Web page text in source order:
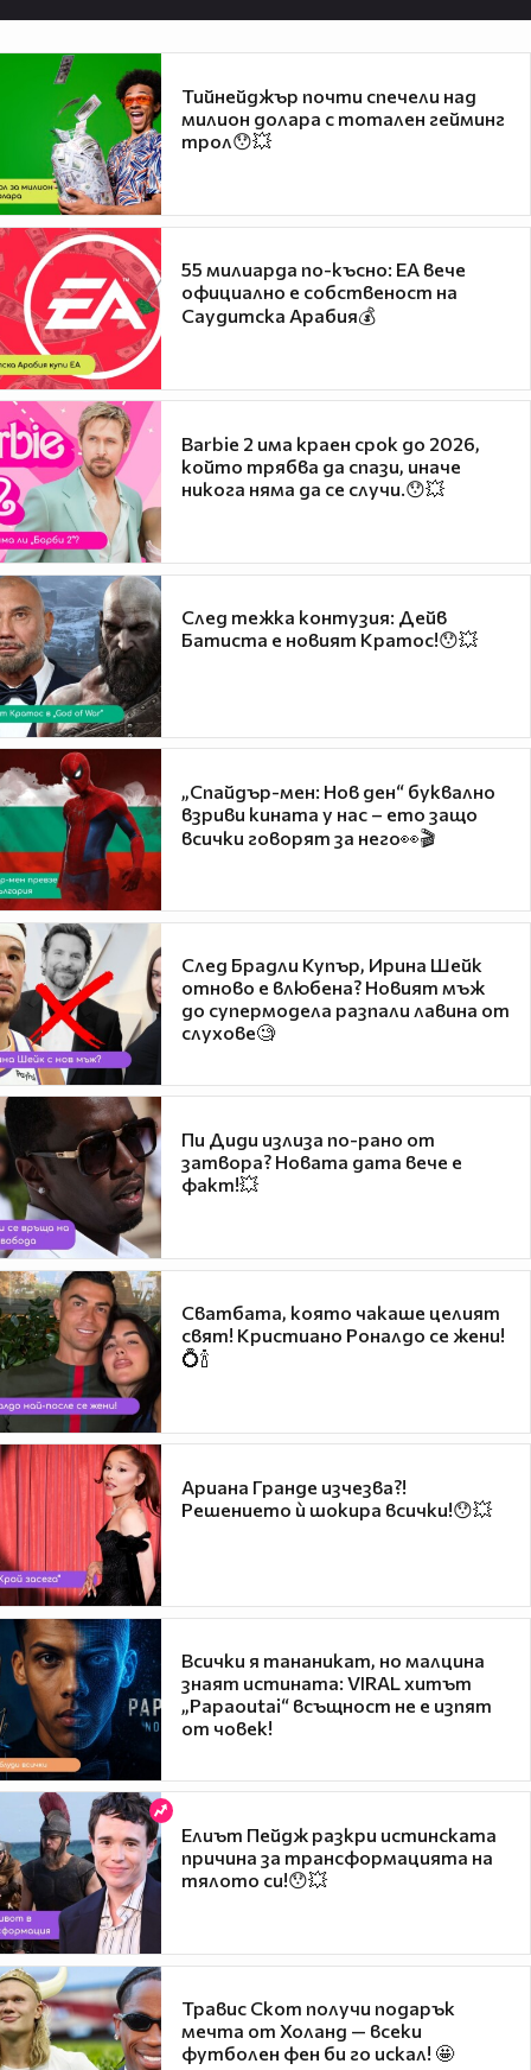
Тийнейджър почти спечели над
милион долара с тотален гейминг
трол😯💥
55 милиарда по-късно: EA вече
официално е собственост на
Саудитска Арабия💰
Barbie 2 има краен срок до 2026,
който трябва да спази, иначе
никога няма да се случи.😯💥
След тежка контузия: Дейв
Батиста е новият Кратос!😯💥
„Спайдър-мен: Нов ден“ буквално
взриви кината у нас – ето защо
всички говорят за него👀🎬
След Брадли Купър, Ирина Шейк
отново е влюбена? Новият мъж
до супермодела разпали лавина от
слухове🧐
Пи Диди излиза по-рано от
затвора? Новата дата вече е
факт!💥
Сватбата, която чакаше целият
свят! Кристиано Роналдо се жени!
💍🍾
Ариана Гранде изчезва?!
Решението ѝ шокира всички!😯💥
Всички я тананикат, но малцина
знаят истината: VIRAL хитът
„Papaoutai“ всъщност не е изпят
от човек!
Елиът Пейдж разкри истинската
причина за трансформацията на
тялото си!😯💥
Травис Скот получи подарък
мечта от Холанд — всеки
футболен фен би го искал! 🤩